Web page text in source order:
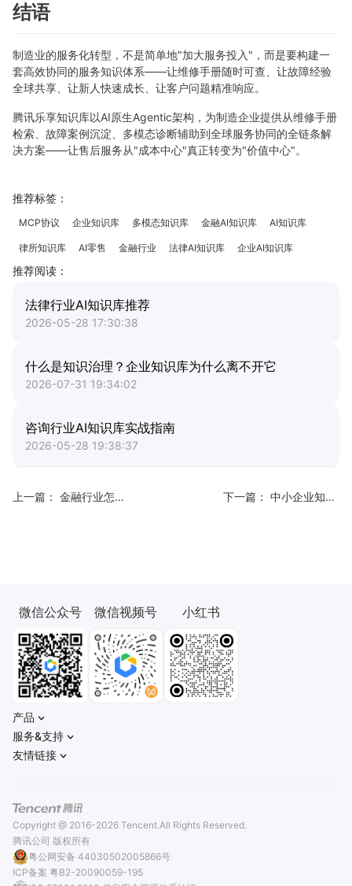
结语
制造业的服务化转型，不是简单地"加大服务投入"，而是要构建一
套高效协同的服务知识体系——让维修手册随时可查、让故障经验
全球共享、让新人快速成长、让客户问题精准响应。
腾讯乐享知识库以AI原生Agentic架构，为制造企业提供从维修手册
检索、故障案例沉淀、多模态诊断辅助到全球服务协同的全链条解
决方案——让售后服务从"成本中心"真正转变为"价值中心"。
推荐标签：
MCP协议 企业知识库 多模态知识库 金融AI知识库 AI知识库
律所知识库 AI零售 金融行业 法律AI知识库 企业AI知识库
推荐阅读：
法律行业AI知识库推荐
2026-05-28 17:30:38
什么是知识治理？企业知识库为什么离不开它
2026-07-31 19:34:02
咨询行业AI知识库实战指南
2026-05-28 19:38:37
上一篇： 金融行业怎么用AI提效 下一篇： 中小企业知识管理工具推荐：低成本AI知识库
微信公众号 微信视频号 小红书
产品
服务&支持
友情链接
Copyright @ 2016-2026 Tencent.All Rights Reserved.
腾讯公司 版权所有
粤公网安备 44030502005866号
ICP备案 粤B2-20090059-195